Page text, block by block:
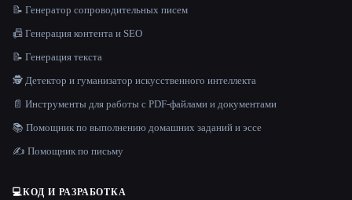
📝 Генератор сопроводительных писем
📠 Генерация контента и SEO
📝 Генерация текста
🕵️ Детектор и гуманизатор искусственного интеллекта
📄 Инструменты для работы с PDF-файлами и документами
📚 Помощник по выполнению домашних заданий и эссе
✍️ Помощник по письму
💻КОД И РАЗРАБОТКА